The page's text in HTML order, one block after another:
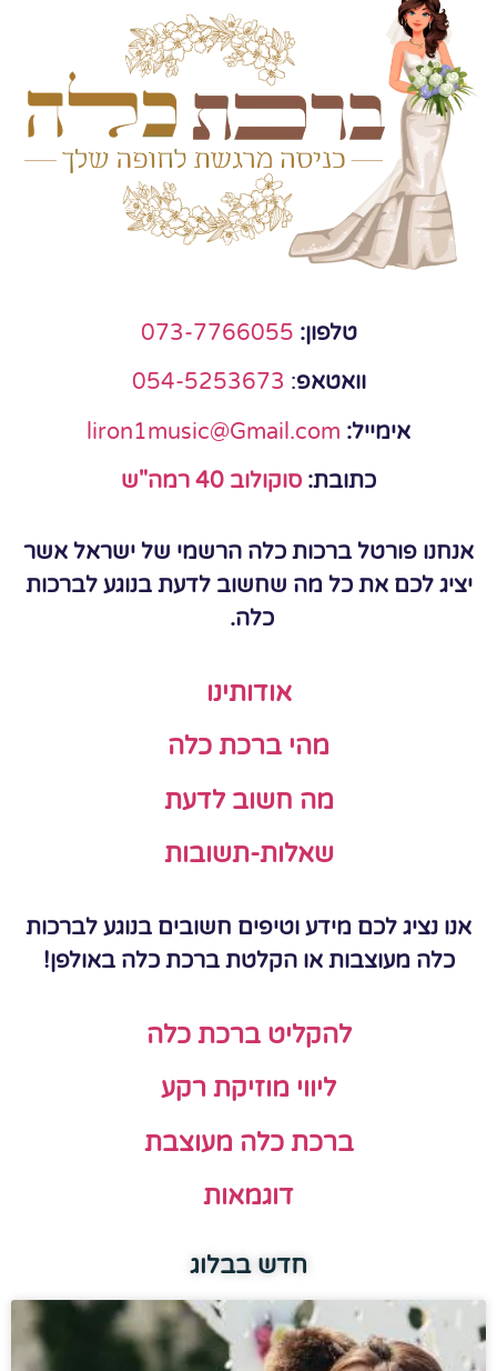
טלפון: 073-7766055
וואטאפ:
054-5253673
אימייל: liron1music@Gmail.com
כתובת: סוקולוב 40 רמה"ש
אנחנו פורטל ברכות כלה הרשמי של ישראל אשר
יציג לכם את כל מה שחשוב לדעת בנוגע לברכות
כלה.
אודותינו
מהי ברכת כלה
מה חשוב לדעת
שאלות-תשובות
אנו נציג לכם מידע וטיפים חשובים בנוגע לברכות
כלה מעוצבות או הקלטת ברכת כלה באולפן!
להקליט ברכת כלה
ליווי מוזיקת רקע
ברכת כלה מעוצבת
דוגמאות
חדש בבלוג